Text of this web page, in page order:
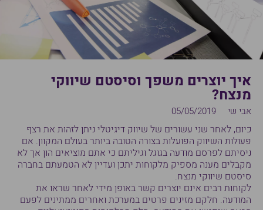
איך יוצרים משפך וסיסטם שיווקי
מנצח?
אבי שי 05/05/2019
כיום, לאחר שני עשורים של שיווק דיגיטלי ניתן לזהות את רצף
פעולות השיווק הפועלות בצורה הטובה ביותר בעולם המקוון. אם
ניסיתם לפרסם מודעה בגוגל וגיליתם כי אתם מוציאים הון אך לא
מקבלים מענה מספיק מלקוחות יתכן ועדיין לא הטמעתם בחברה
סיסטם שיווקי מנצח.
לקוחות רבים אינם יוצרים קשר באופן מידי לאחר שראו את
המודעה. חלקם מזינים פרטים במערכת ואחרים ממתינים לפעם